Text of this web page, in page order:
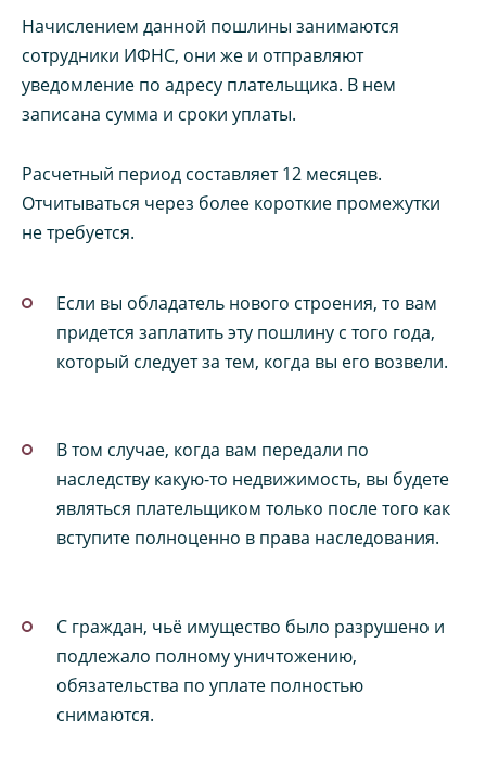
Начислением данной пошлины занимаются
сотрудники ИФНС, они же и отправляют
уведомление по адресу плательщика. В нем
записана сумма и сроки уплаты.
Расчетный период составляет 12 месяцев.
Отчитываться через более короткие промежутки
не требуется.
Если вы обладатель нового строения, то вам
придется заплатить эту пошлину с того года,
который следует за тем, когда вы его возвели.
В том случае, когда вам передали по
наследству какую-то недвижимость, вы будете
являться плательщиком только после того как
вступите полноценно в права наследования.
С граждан, чьё имущество было разрушено и
подлежало полному уничтожению,
обязательства по уплате полностью
снимаются.